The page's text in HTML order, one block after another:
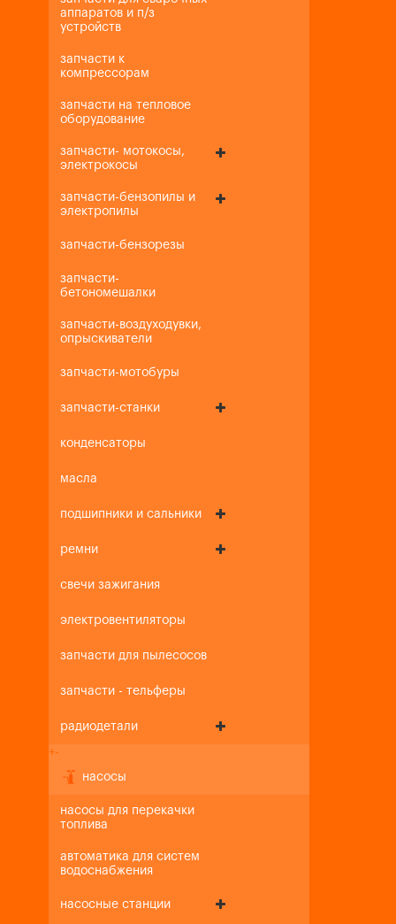
аппаратов и п/з
устройств
запчасти к
компрессорам
запчасти на тепловое
оборудование
запчасти- мотокосы,
электрокосы
запчасти-бензопилы и
электропилы
запчасти-бензорезы
запчасти-
бетономешалки
запчасти-воздуходувки,
опрыскиватели
запчасти-мотобуры
запчасти-станки
конденсаторы
масла
подшипники и сальники
ремни
свечи зажигания
электровентиляторы
запчасти для пылесосов
запчасти - тельферы
радиодетали
+-
насосы
насосы для перекачки
топлива
автоматика для систем
водоснабжения
насосные станции